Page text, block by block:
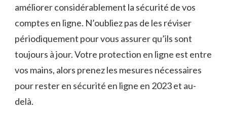
améliorer considérablement la ⁤sécurité de vos
comptes ⁣en ligne. ‌N’oubliez pas de les réviser
périodiquement pour vous ‍assurer ‌qu’ils ‌sont
toujours à jour. Votre protection⁤ en ligne est entre
vos mains, alors ‍prenez les mesures⁢ nécessaires
pour rester en sécurité en ligne en 2023 et au-
delà.